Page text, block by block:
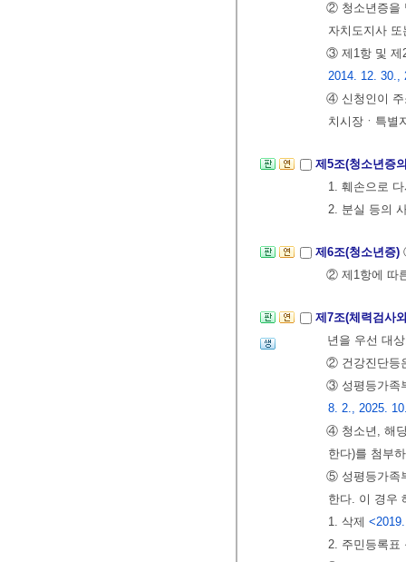
② 청소년증을
자치도지사
③ 제1항 및 제
2014. 12. 30.,
④ 신청인이 주
치시장ㆍ특별
제5조(청소년증
1. 훼손으로
2. 분실 등의
제6조(청소년증)
② 제1항에 따
제7조(체력검사
년을 우선 대
② 건강진단등
③ 성평등가족
8. 2., 2025.
④ 청소년, 해
한다)를 첨부
⑤ 성평등가족
한다. 이 경우
1. 삭제
2. 주민등록표